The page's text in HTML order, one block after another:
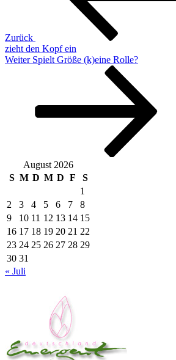
Zurück
zieht den Kopf ein
Nächster
Weiter Spielt Größe (k)eine Rolle?
August 2026
S M D M D F
S
1
2
3 4 5 6 7
8
9
10 11 12 13 14 15
16 17 18 19 20 21 22
23 24 25 26 27 28 29
30 31
« Juli